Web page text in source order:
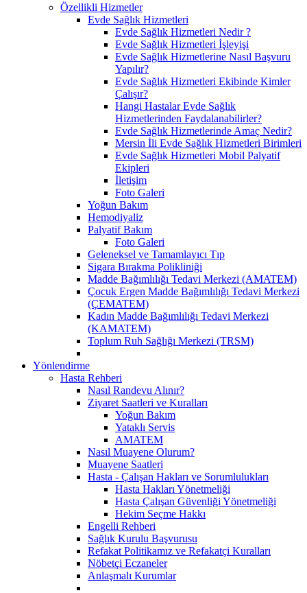
Özellikli Hizmetler
Evde Sağlık Hizmetleri
Evde Sağlık Hizmetleri Nedir ?
Evde Sağlık Hizmetleri İşleyişi
Evde Sağlık Hizmetlerine Nasıl Başvuru
Yapılır?
Evde Sağlık Hizmetleri Ekibinde Kimler
Çalışır?
Hangi Hastalar Evde Sağlık
Hizmetlerinden Faydalanabilirler?
Evde Sağlık Hizmetlerinde Amaç Nedir?
Mersin İli Evde Sağlık Hizmetleri Birimleri
Evde Sağlık Hizmetleri Mobil Palyatif
Ekipleri
İletişim
Foto Galeri
Yoğun Bakım
Hemodiyaliz
Palyatif Bakım
Foto Galeri
Geleneksel ve Tamamlayıcı Tıp
Sigara Bırakma Polikliniği
Madde Bağımlılığı Tedavi Merkezi (AMATEM)
Çocuk Ergen Madde Bağımlılığı Tedavi Merkezi
(ÇEMATEM)
Kadın Madde Bağımlılığı Tedavi Merkezi
(KAMATEM)
Toplum Ruh Sağlığı Merkezi (TRSM)
Yönlendirme
Hasta Rehberi
Nasıl Randevu Alınır?
Ziyaret Saatleri ve Kuralları
Yoğun Bakım
Yataklı Servis
AMATEM
Nasıl Muayene Olurum?
Muayene Saatleri
Hasta - Çalışan Hakları ve Sorumlulukları
Hasta Hakları Yönetmeliği
Hasta Çalışan Güvenliği Yönetmeliği
Hekim Seçme Hakkı
Engelli Rehberi
Sağlık Kurulu Başvurusu
Refakat Politikamız ve Refakatçi Kuralları
Nöbetçi Eczaneler
Anlaşmalı Kurumlar